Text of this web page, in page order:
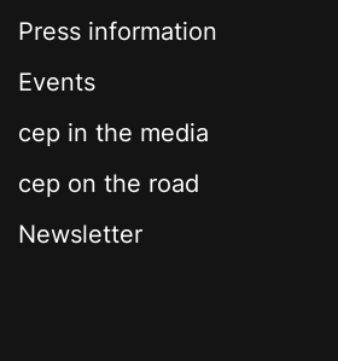
Press information
Events
cep in the media
cep on the road
Newsletter